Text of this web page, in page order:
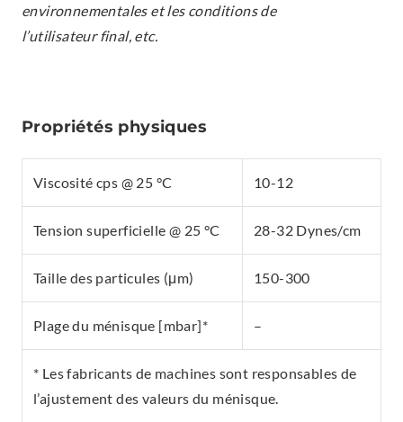
environnementales et les conditions de
l’utilisateur final, etc.
Propriétés physiques
Viscosité cps @ 25 °C 10-12
Tension superficielle @ 25 °C 28-32 Dynes/cm
Taille des particules (μm) 150-300
Plage du ménisque [mbar]* –
* Les fabricants de machines sont responsables de
l’ajustement des valeurs du ménisque.